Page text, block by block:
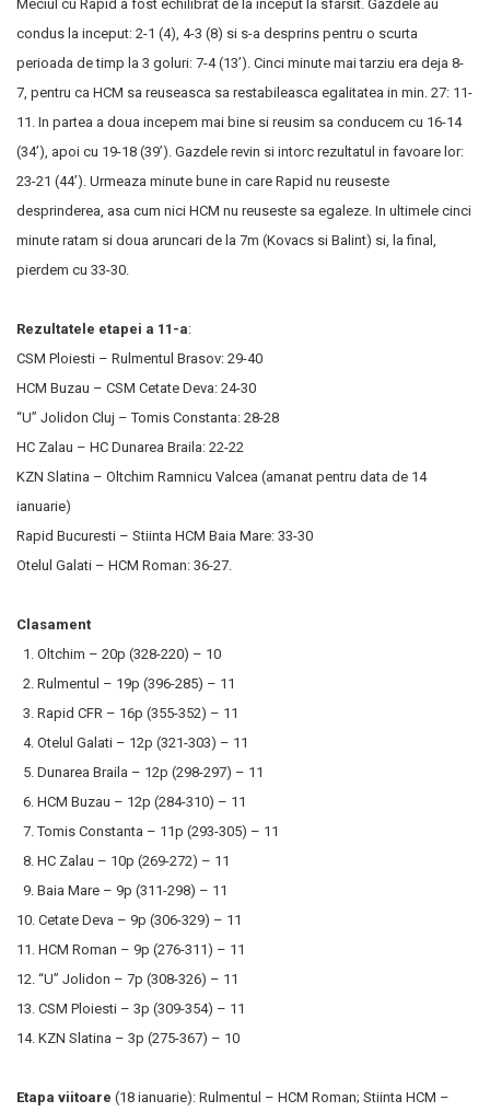
Meciul cu Rapid a fost echilibrat de la inceput la sfarsit. Gazdele au
condus la inceput: 2-1 (4), 4-3 (8) si s-a desprins pentru o scurta
perioada de timp la 3 goluri: 7-4 (13’). Cinci minute mai tarziu era deja 8-
7, pentru ca HCM sa reuseasca sa restabileasca egalitatea in min. 27: 11-
11. In partea a doua incepem mai bine si reusim sa conducem cu 16-14
(34’), apoi cu 19-18 (39’). Gazdele revin si intorc rezultatul in favoare lor:
23-21 (44’). Urmeaza minute bune in care Rapid nu reuseste
desprinderea, asa cum nici HCM nu reuseste sa egaleze. In ultimele cinci
minute ratam si doua aruncari de la 7m (Kovacs si Balint) si, la final,
pierdem cu 33-30.
Rezultatele etapei a 11-a:
CSM Ploiesti – Rulmentul Brasov: 29-40
HCM Buzau – CSM Cetate Deva: 24-30
“U” Jolidon Cluj – Tomis Constanta: 28-28
HC Zalau – HC Dunarea Braila: 22-22
KZN Slatina – Oltchim Ramnicu Valcea (amanat pentru data de 14
ianuarie)
Rapid Bucuresti – Stiinta HCM Baia Mare: 33-30
Otelul Galati – HCM Roman: 36-27.
Clasament
1. Oltchim – 20p (328-220) – 10
2. Rulmentul – 19p (396-285) – 11
3. Rapid CFR – 16p (355-352) – 11
4. Otelul Galati – 12p (321-303) – 11
5. Dunarea Braila – 12p (298-297) – 11
6. HCM Buzau – 12p (284-310) – 11
7. Tomis Constanta – 11p (293-305) – 11
8. HC Zalau – 10p (269-272) – 11
9. Baia Mare – 9p (311-298) – 11
10. Cetate Deva – 9p (306-329) – 11
11. HCM Roman – 9p (276-311) – 11
12. “U” Jolidon – 7p (308-326) – 11
13. CSM Ploiesti – 3p (309-354) – 11
14. KZN Slatina – 3p (275-367) – 10
Etapa viitoare (18 ianuarie): Rulmentul – HCM Roman; Stiinta HCM –